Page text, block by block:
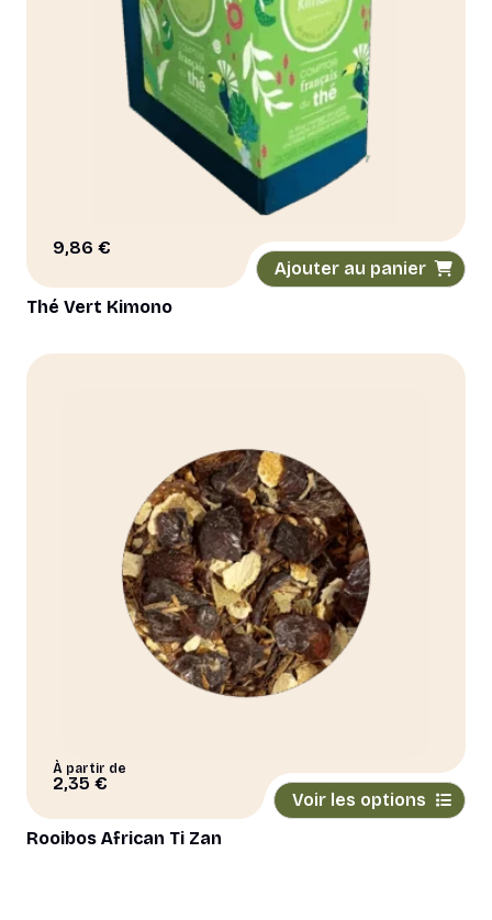
9,86 €
Ajouter au panier
Thé Vert Kimono
À partir de
2,35 €
Voir les options
Ce
a
Rooibos African Ti Zan